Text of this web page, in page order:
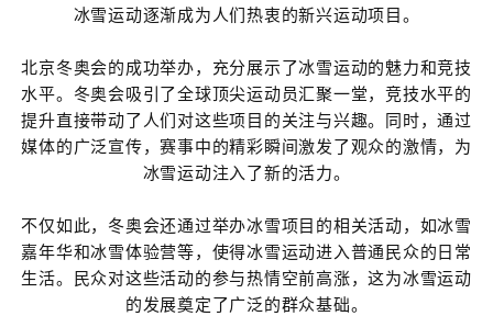
冰雪运动逐渐成为人们热衷的新兴运动项目。
北京冬奥会的成功举办，充分展示了冰雪运动的魅力和竞技
水平。冬奥会吸引了全球顶尖运动员汇聚一堂，竞技水平的
提升直接带动了人们对这些项目的关注与兴趣。同时，通过
媒体的广泛宣传，赛事中的精彩瞬间激发了观众的激情，为
冰雪运动注入了新的活力。
不仅如此，冬奥会还通过举办冰雪项目的相关活动，如冰雪
嘉年华和冰雪体验营等，使得冰雪运动进入普通民众的日常
生活。民众对这些活动的参与热情空前高涨，这为冰雪运动
的发展奠定了广泛的群众基础。